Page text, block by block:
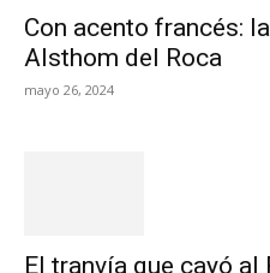
Con acento francés:
Alsthom del Roca
mayo 26, 2024
El tranvía que cayó al